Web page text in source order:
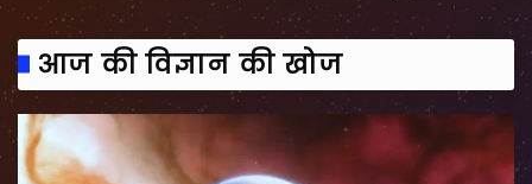
आज की विज्ञान की खोज